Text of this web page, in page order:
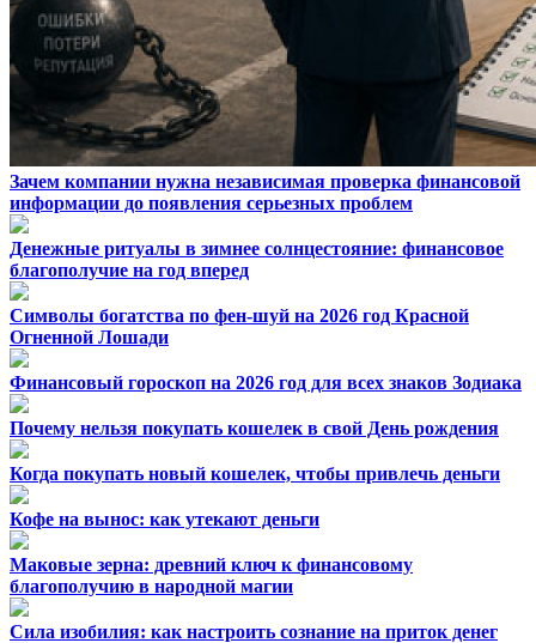
Зачем компании нужна независимая проверка финансовой
информации до появления серьезных проблем
Денежные ритуалы в зимнее солнцестояние: финансовое
благополучие на год вперед
Символы богатства по фен-шуй на 2026 год Красной
Огненной Лошади
Финансовый гороскоп на 2026 год для всех знаков Зодиака
Почему нельзя покупать кошелек в свой День рождения
Когда покупать новый кошелек, чтобы привлечь деньги
Кофе на вынос: как утекают деньги
Маковые зерна: древний ключ к финансовому
благополучию в народной магии
Сила изобилия: как настроить сознание на приток денег